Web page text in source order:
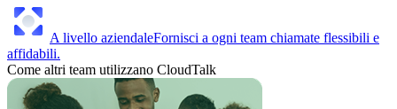
A livello aziendaleFornisci a ogni team chiamate flessibili e
affidabili.
Come altri team utilizzano CloudTalk